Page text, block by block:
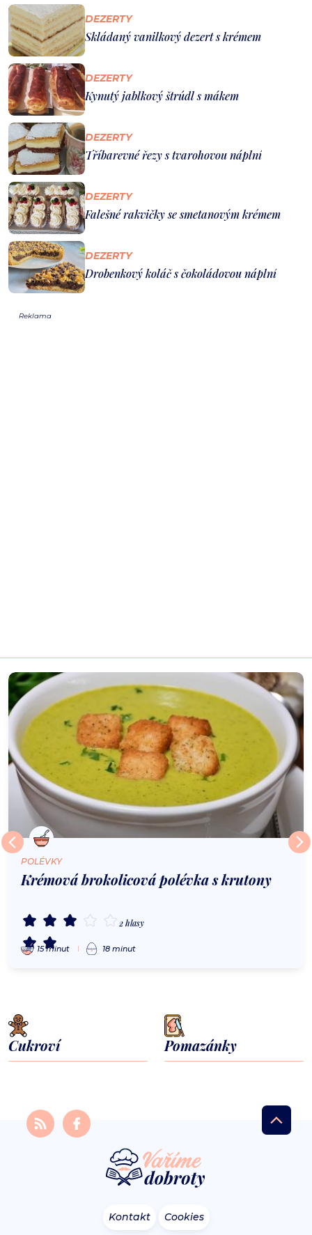
DEZERTY
Skládaný vanilkový dezert s krémem
DEZERTY
Kynutý jablkový štrúdl s mákem
DEZERTY
Tříbarevné řezy s tvarohovou náplní
DEZERTY
Falešné rakvičky se smetanovým krémem
DEZERTY
Drobenkový koláč s čokoládovou náplní
Reklama
POLÉVKY
Krémová brokolicová polévka s krutony
2 hlasy
15 minut 18 minut
Cukroví Pomazánky
Kontakt Cookies